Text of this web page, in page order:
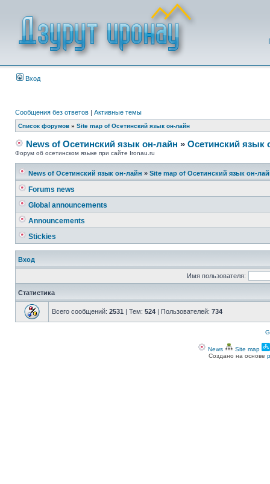
Вход
Сообщения без ответов | Активные темы
Список форумов » Site map of Осетинский язык он-лайн
News of Осетинский язык он-лайн » Осетинский язык
Форум об осетинском языке при сайте Ironau.ru
News of Осетинский язык он-лайн » Site map of Осетинский язык он-
Forums news
Global announcements
Announcements
Stickies
Вход
Имя пользователя:
Статистика
Всего сообщений: 2531 | Тем: 524 | Пользователей: 734
News Site map
Создано на основе